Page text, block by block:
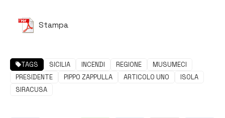
Stampa
TAGS SICILIA INCENDI REGIONE
MUSUMECI
PRESIDENTE
PIPPO ZAPPULLA ARTICOLO UNO
ISOLA
SIRACUSA